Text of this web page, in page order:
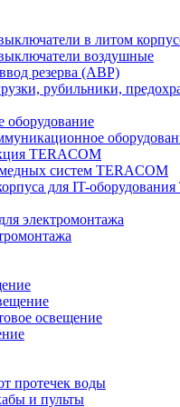
в литом
воздушные
резерва (АВР)
рубильники,
оборудование
TERACOM
систем TERACOM
для IT-
электромонтажа
освещение
протечек воды
и пульты